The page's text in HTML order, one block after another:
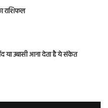
राशिफल
या उबासी आना देता है ये संकेत